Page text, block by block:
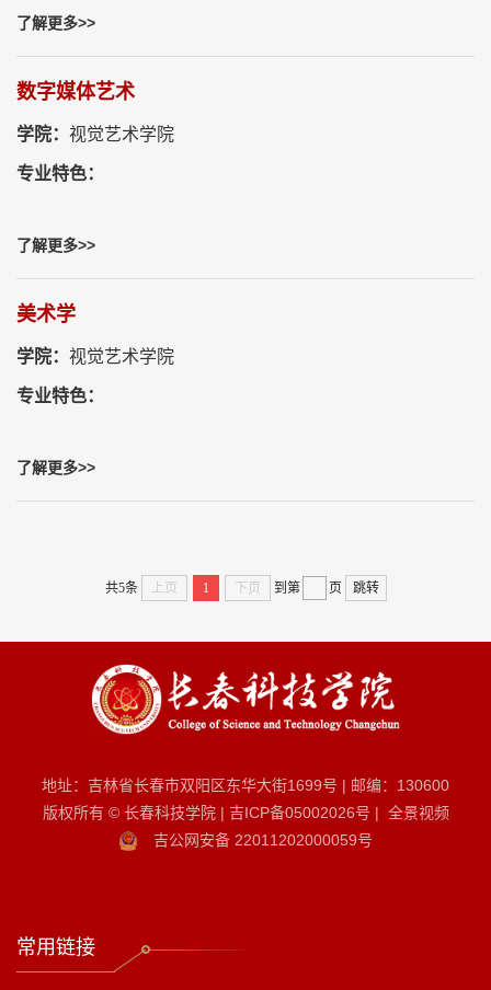
了解更多>>
数字媒体艺术
学院： 视觉艺术学院
专业特色：
了解更多>>
美术学
学院： 视觉艺术学院
专业特色：
了解更多>>
共5条 上页 1 下页 到第 页 跳转
地址：吉林省长春市双阳区东华大街1699号 | 邮编：130600
版权所有 © 长春科技学院 | 吉ICP备05002026号 | 全景视频
吉公网安备 22011202000059号
常用链接